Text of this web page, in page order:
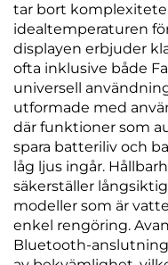
tar bort
idealtemperaturen
displayen erbjuder
ofta inklusive både
universell
utformade med
där funktioner som
spara batteriliv och
låg ljus ingår.
säkerställer
modeller som är
enkel rengöring.
Bluetooth-